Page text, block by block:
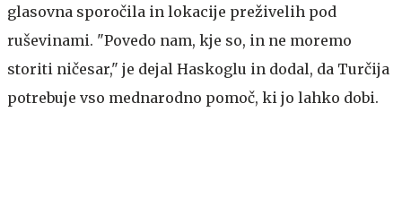
glasovna sporočila in lokacije preživelih pod
ruševinami. "Povedo nam, kje so, in ne moremo
storiti ničesar," je dejal Haskoglu in dodal, da Turčija
potrebuje vso mednarodno pomoč, ki jo lahko dobi.